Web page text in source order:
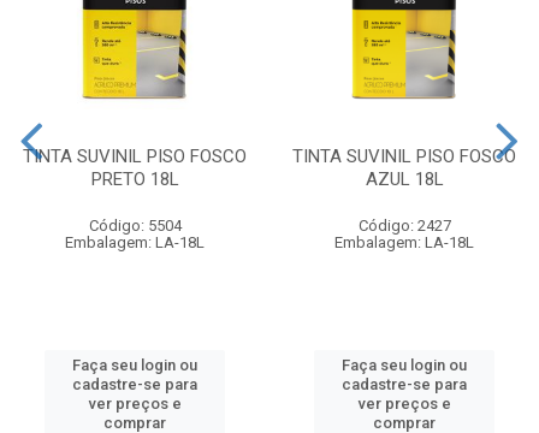
TINTA SUVINIL PISO FOSCO
PRETO 18L
Código: 5504
Embalagem: LA-18L
Faça seu login ou
cadastre-se para
ver preços e
comprar
TINTA SUVINIL PISO FOSCO
AZUL 18L
Código: 2427
Embalagem: LA-18L
Faça seu login ou
cadastre-se para
ver preços e
comprar